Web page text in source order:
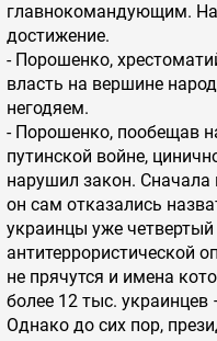
главнокомандующим.
достижение.
- Порошенко,
власть на вершине
негодяем.
- Порошенко, пообещав
путинской войне,
нарушил закон.
он сам отказались
украинцы уже
антитеррористической
не прячутся и имена
более 12 тыс. украинцев
Однако до сих пор,